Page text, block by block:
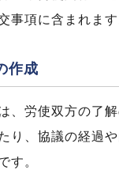
事項に含まれます
作成
、労使双方の了
り、協議の経過
す。